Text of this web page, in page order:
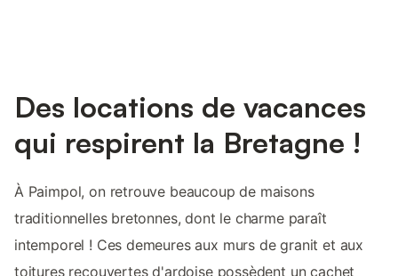
Des locations de vacances
qui respirent la Bretagne !
À Paimpol, on retrouve beaucoup de maisons
traditionnelles bretonnes, dont le charme paraît
intemporel ! Ces demeures aux murs de granit et aux
toitures recouvertes d'ardoise possèdent un cachet